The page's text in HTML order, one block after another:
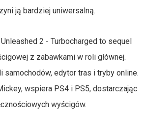
ją bardziej uniwersalną.
2 - Turbocharged to sequel
z zabawkami w roli głównej.
samochodów, edytor tras i tryby online.
wspiera PS4 i PS5, dostarczając
wyścigów.